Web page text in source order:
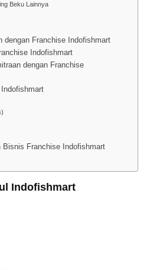
Beku Lainnya
dengan Franchise Indofishmart
Indofishmart
dengan Franchise
Bisnis Franchise Indofishmart
Indofishmart